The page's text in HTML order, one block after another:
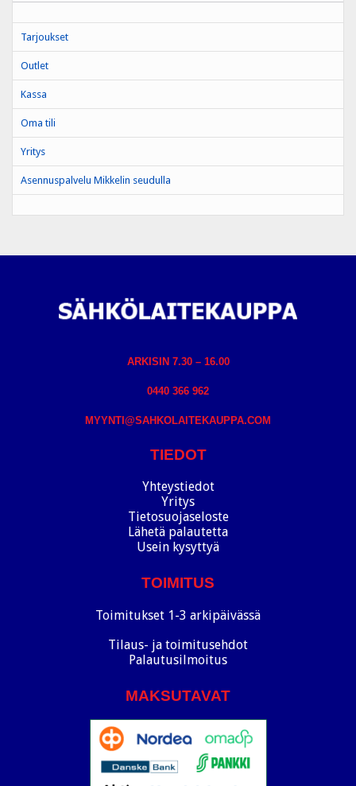
Tarjoukset
Outlet
Kassa
Oma tili
Yritys
Asennuspalvelu Mikkelin seudulla
ARKISIN 7.30 – 16.00
0440 366 962
MYYNTI@SAHKOLAITEKAUPPA.COM
TIEDOT
Yhteystiedot
Yritys
Tietosuojaseloste
Lähetä palautetta
Usein kysyttyä
TOIMITUS
Toimitukset 1-3 arkipäivässä
Tilaus- ja toimitusehdot
Palautusilmoitus
MAKSUTAVAT